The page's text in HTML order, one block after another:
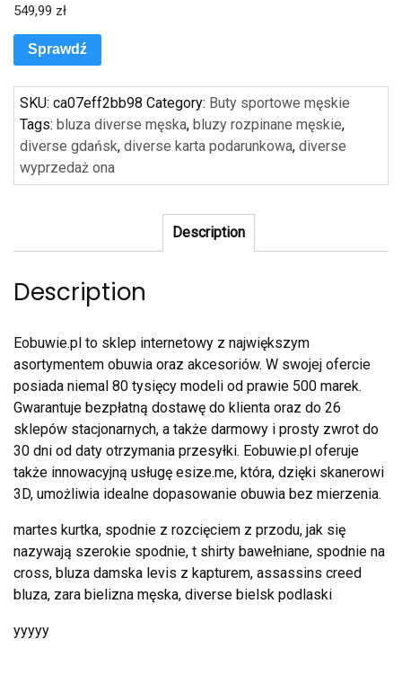
549,99 zł
Sprawdź
SKU: ca07eff2bb98 Category: Buty sportowe męskie
Tags: bluza diverse męska, bluzy rozpinane męskie,
diverse gdańsk, diverse karta podarunkowa, diverse
wyprzedaż ona
Description
Description
Eobuwie.pl to sklep internetowy z największym
asortymentem obuwia oraz akcesoriów. W swojej ofercie
posiada niemal 80 tysięcy modeli od prawie 500 marek.
Gwarantuje bezpłatną dostawę do klienta oraz do 26
sklepów stacjonarnych, a także darmowy i prosty zwrot do
30 dni od daty otrzymania przesyłki. Eobuwie.pl oferuje
także innowacyjną usługę esize.me, która, dzięki skanerowi
3D, umożliwia idealne dopasowanie obuwia bez mierzenia.
martes kurtka, spodnie z rozcięciem z przodu, jak się
nazywają szerokie spodnie, t shirty bawełniane, spodnie na
cross, bluza damska levis z kapturem, assassins creed
bluza, zara bielizna męska, diverse bielsk podlaski
yyyyy